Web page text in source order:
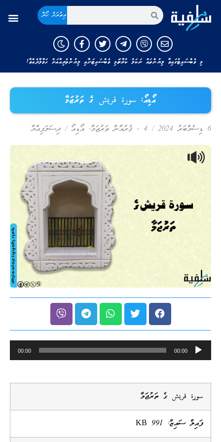
އިތުރަށް ހޯދާ
މި ވެބްސައިޓުގައިވާ ލިޔުންތައް ނަކަލު ކުރާނަމަ މި ވެބްސައިޓަށާއި ލިޔުންތެރިއާއަށް ހަވާލާދެއްވާ!
އޯޑިއޯ: سورة قريش ގެ ތަރުޖަމާ
6 ޑިސެމްބަރު 2024 / 4 - ޤުރުއާން ތަރުޖަމާ , އޯޑިއޯ / ދިސަލަފިއްޔާ
Audio
Player
00:00
00:00
سورة قريش ގެ ތަރުޖަމާ
ފައިލް ސައިޒް: 991 KB